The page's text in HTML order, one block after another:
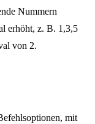
Nummern
erhöht, z. B. 1,3,5
von 2.
mit